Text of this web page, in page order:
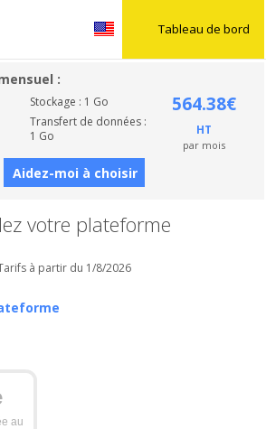
Tableau de bord
:
Stockage : 1 Go
Transfert de données :
1 Go
564.38€
HT
par mois
Aidez-moi à choisir
votre plateforme
à partir du 1/8/2026
au